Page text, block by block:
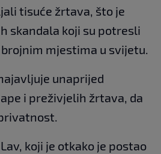
tisuće žrtava, što je
skandala koji su potresli
mjestima u svijetu.
unaprijed
i preživjelih žrtava, da
koji je otkako je postao